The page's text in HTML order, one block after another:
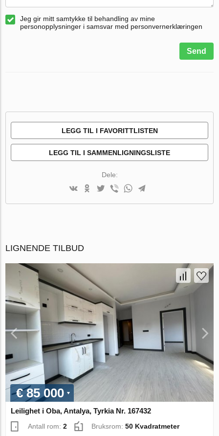
Jeg gir mitt samtykke til behandling av mine
personopplysninger i samsvar med personvernerklæringen
Send
LEGG TIL I FAVORITTLISTEN
LEGG TIL I SAMMENLIGNINGSLISTE
Dele:
LIGNENDE TILBUD
€ 85 000
Leilighet i Oba, Antalya, Tyrkia Nr. 167432
Antall rom:2 Bruksrom:50 Kvadratmeter